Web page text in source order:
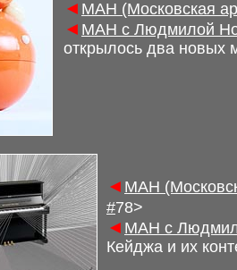
◄ МАН (Московская
◄ МАН с Людмилой
открылось два новых
◄ МАН
#78>
◄ МАН с
Кейджа и их